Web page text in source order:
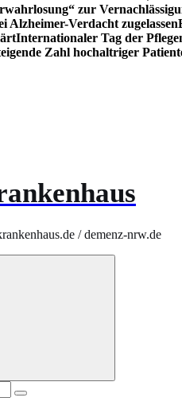
zur
Alzheimer-Verdacht zugelassen
Internationaler Tag der
Zahl hochaltriger
/ demenz-nrw.de